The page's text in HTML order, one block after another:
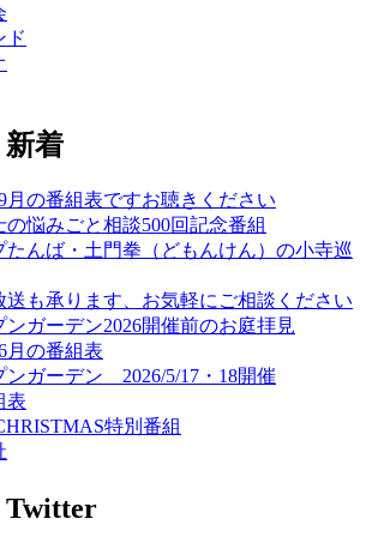
ド
着
月の番組表ですお聴きください
悩みごと相談500回記念番組
たんば・土門拳（どもんけん）の小寺巡
送も承ります、お気軽にご相談ください
ンガーデン2026開催前のお庭拝見
月の番組表
ンガーデン 2026/5/17・18開催
表
特別番組